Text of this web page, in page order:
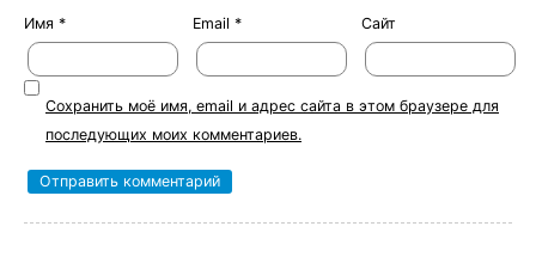
Имя * Email * Сайт
Сохранить моё имя, email и адрес сайта в этом браузере для
последующих моих комментариев.